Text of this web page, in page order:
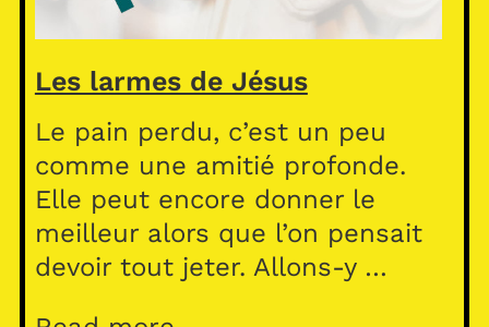
Les larmes de Jésus
Le pain perdu, c’est un peu
comme une amitié profonde.
Elle peut encore donner le
meilleur alors que l’on pensait
devoir tout jeter. Allons-y …